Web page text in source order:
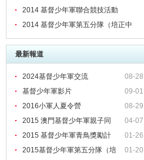
2014 基督少年軍聯合競技活動
2014 基督少年軍第五分隊（培正中
學）七周年紀念大會操、立願禮暨感恩
崇拜
最新報道
08-28
2024基督少年軍交流
09-01
基督少年軍影片
08-29
2016小軍人夏令營
04-07
2015 澳門基督少年軍親子同
01-26
2015 基督少年軍青鳥獎勵計
01-20
2015基督少年軍第五分隊（培